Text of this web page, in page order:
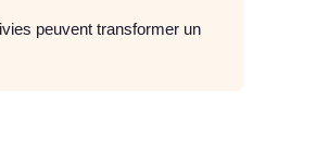
peuvent transformer un